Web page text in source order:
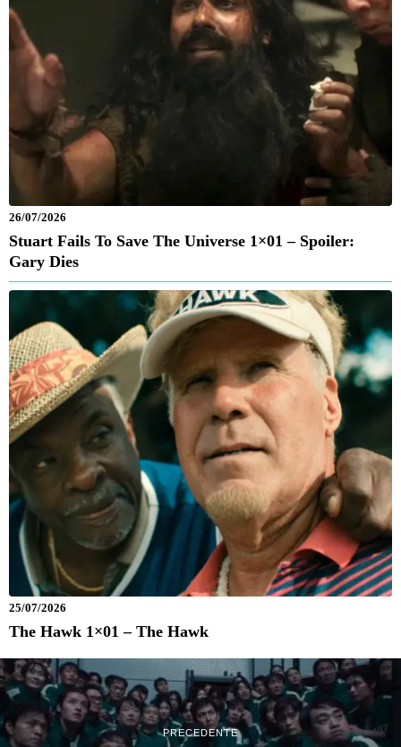
26/07/2026
Stuart Fails To Save The Universe 1×01 – Spoiler:
Gary Dies
25/07/2026
The Hawk 1×01 – The Hawk
PRECEDENTE